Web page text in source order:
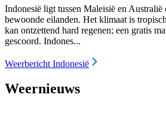
Indonesië ligt tussen Maleisië en Australië
bewoonde eilanden. Het klimaat is
kan ontzettend hard regenen; een gratis
gescoord. Indones...
Weerbericht Indonesië
Weernieuws